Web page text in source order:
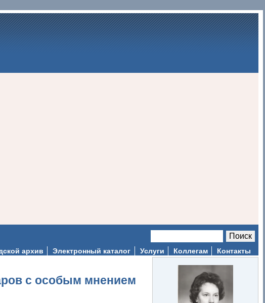
Форма поиска
архив Электронный каталог Услуги Коллегам Контакты
с особым мнением